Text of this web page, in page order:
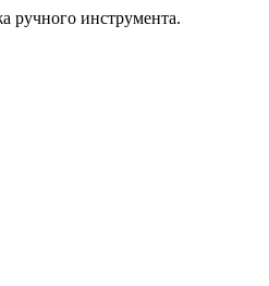
инструмента.